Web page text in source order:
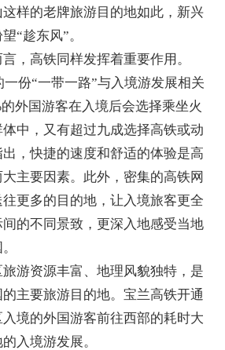
样的老牌旅游目的地如此，新兴
“趁东风”。
高铁同样发挥着重要作用。
份“一带一路”与入境游发展相关
外国游客在入境后会选择乘坐火
中，又有超过九成选择高铁或动
，快捷的速度和舒适的体验是高
主要因素。此外，密集的高铁网
更多的目的地，让入境旅客更全
的不同景致，更深入地感受当地
资源丰富、地理风貌独特，是
主要旅游目的地。宝兰高铁开通
境的外国游客前往西部的耗时大
入境游发展。